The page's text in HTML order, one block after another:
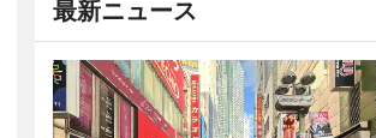
最新ニュース